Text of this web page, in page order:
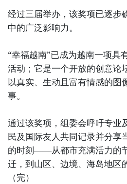
经过三届举办，该奖项已逐步
中的广泛影响力。
“幸福越南”已成为越南一项具
活动；它是一个开放的创意论
以真实、生动且富有情感的图
事。
通过该奖项，组委会呼吁专业
民及国际友人共同记录并分享
的时刻——从都市充满活力的
迁，到山区、边境、海岛地区
（完）